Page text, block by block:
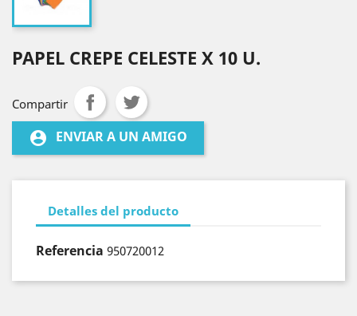
PAPEL CREPE CELESTE X 10 U.
Compartir
account_circle ENVIAR A UN AMIGO
Detalles del producto
Referencia 950720012